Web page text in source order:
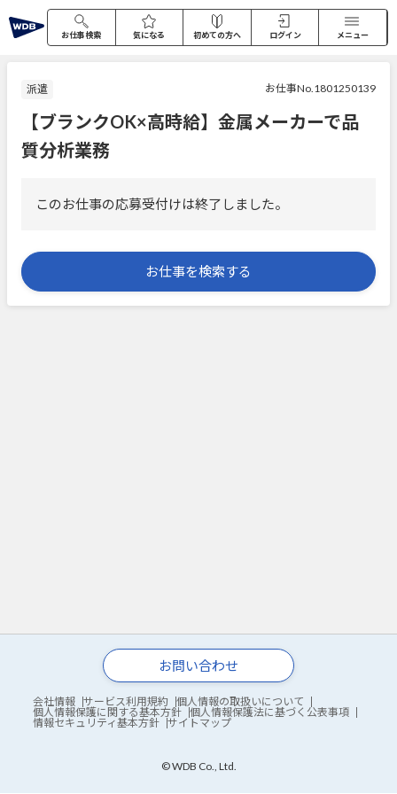
お仕事検索 気になる 初めての方へ ログイン メニュー
派遣 お仕事No.1801250139
【ブランクOK×高時給】金属メーカーで品
質分析業務
このお仕事の応募受付けは終了しました。
お仕事を検索する
お問い合わせ
会社情報 サービス利用規約
個人情報の取扱いについて
個人情報保護に関する基本方針
個人情報保護法に基づく公表事項
情報セキュリティ基本方針
サイトマップ
© WDB Co., Ltd.